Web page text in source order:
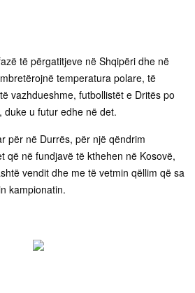
të përgatitjeve në Shqipëri dhe në
temperatura polare, të
vazhdueshme, futbollistët e Dritës po
duke u futur edhe në det.
për në Durrës, për një qëndrim
që në fundjavë të kthehen në Kosovë,
vendit dhe me të vetmin qëllim që sa
kampionatin.